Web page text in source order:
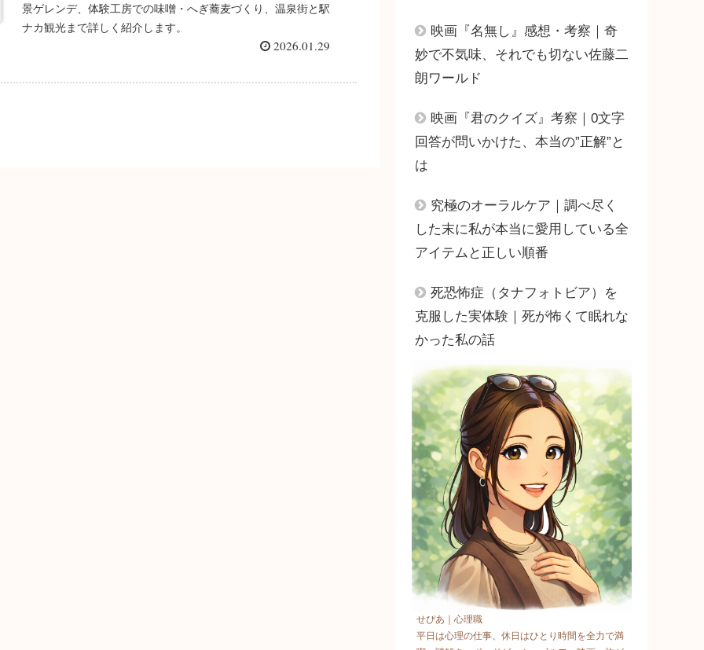
景ゲレンデ、体験工房での味噌・へぎ蕎麦づくり、温泉街と駅
ナカ観光まで詳しく紹介します。
2026.01.29
映画『名無し』感想・考察｜奇
妙で不気味、それでも切ない佐藤二
朗ワールド
映画『君のクイズ』考察｜0文字
回答が問いかけた、本当の”正解”と
は
究極のオーラルケア｜調べ尽く
した末に私が本当に愛用している全
アイテムと正しい順番
死恐怖症（タナフォトビア）を
克服した実体験｜死が怖くて眠れな
かった私の話
せぴあ｜心理職
平日は心理の仕事、休日はひとり時間を全力で満